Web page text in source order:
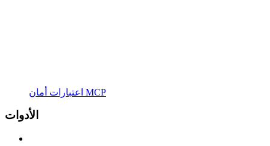
اعتبارات أمان MCP
الأدوات